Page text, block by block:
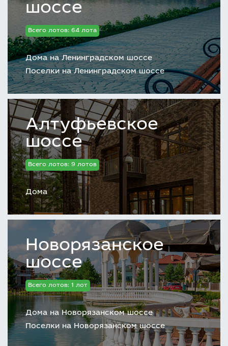
шоссе
Всего лотов: 64 лота
Дома на Ленинградском шоссе
Поселки на Ленинградском шоссе
Алтуфьевское
шоссе
Всего лотов: 9 лотов
Дома
Новорязанское
шоссе
Всего лотов: 1 лот
Дома на Новорязанском шоссе
Поселки на Новорязанском шоссе